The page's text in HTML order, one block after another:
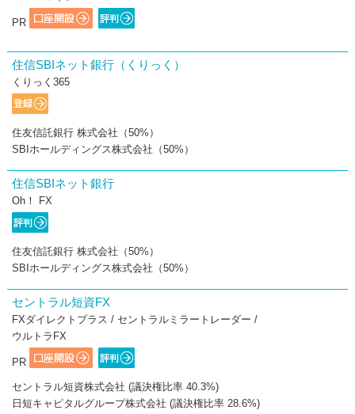
PR
住信SBIネット銀行（くりっく）
くりっく365
住友信託銀行 株式会社（50%）
SBIホールディングス株式会社（50%）
住信SBIネット銀行
Oh！ FX
住友信託銀行 株式会社（50%）
SBIホールディングス株式会社（50%）
セントラル短資FX
FXダイレクトプラス / セントラルミラートレーダー /
ウルトラFX
PR
セントラル短資株式会社 (議決権比率 40.3%)
日短キャピタルグループ株式会社 (議決権比率 28.6%)